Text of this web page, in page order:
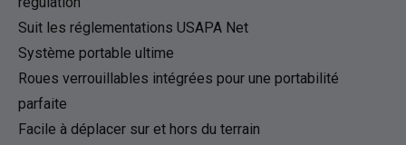
Suit les réglementations USAPA Net
Système portable ultime
Roues verrouillables intégrées pour une portabilité
parfaite
Facile à déplacer sur et hors du terrain